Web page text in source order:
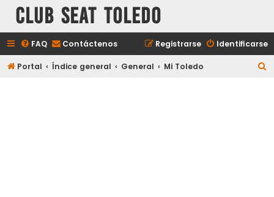
Club Seat Toledo
FAQ Contáctenos Identificarse
Registrarse
Portal Índice general General Mi Toledo